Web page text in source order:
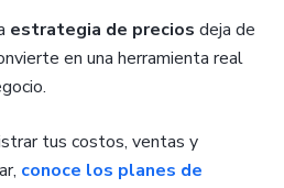
estrategia de precios deja de
en una herramienta real
tus costos, ventas y
conoce los planes de